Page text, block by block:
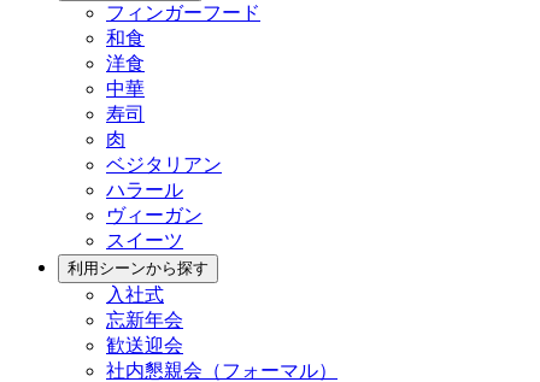
フィンガーフード
和食
洋食
中華
寿司
肉
ベジタリアン
ハラール
ヴィーガン
スイーツ
利用シーンから探す
入社式
忘新年会
歓送迎会
社内懇親会（フォーマル）